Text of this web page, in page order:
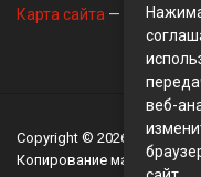
Карта сайта — Контакты
Copyright © 2026
Копирование материалов
веб-